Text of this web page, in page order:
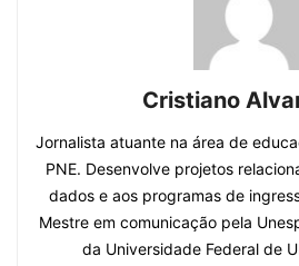
Cristiano
Jornalista atuante na área de
PNE. Desenvolve projetos
dados e aos programas de
Mestre em comunicação pela
da Universidade Federal de